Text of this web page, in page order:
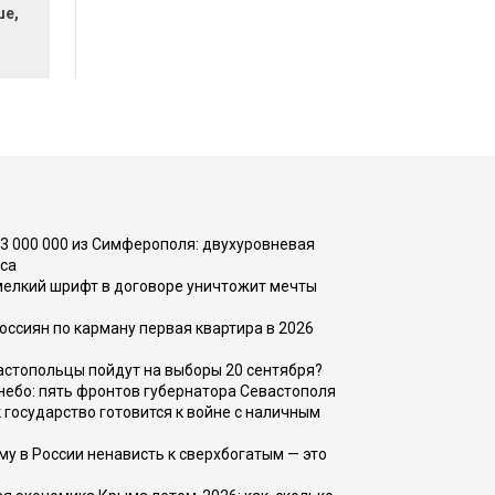
000 000 из Симферополя: двухуровневая
шрифт в договоре уничтожит мечты
по карману первая квартира в 2026
пойдут на выборы 20 сентября?
пять фронтов губернатора Севастополя
готовится к войне с наличным
в России ненависть к сверхбогатым — это